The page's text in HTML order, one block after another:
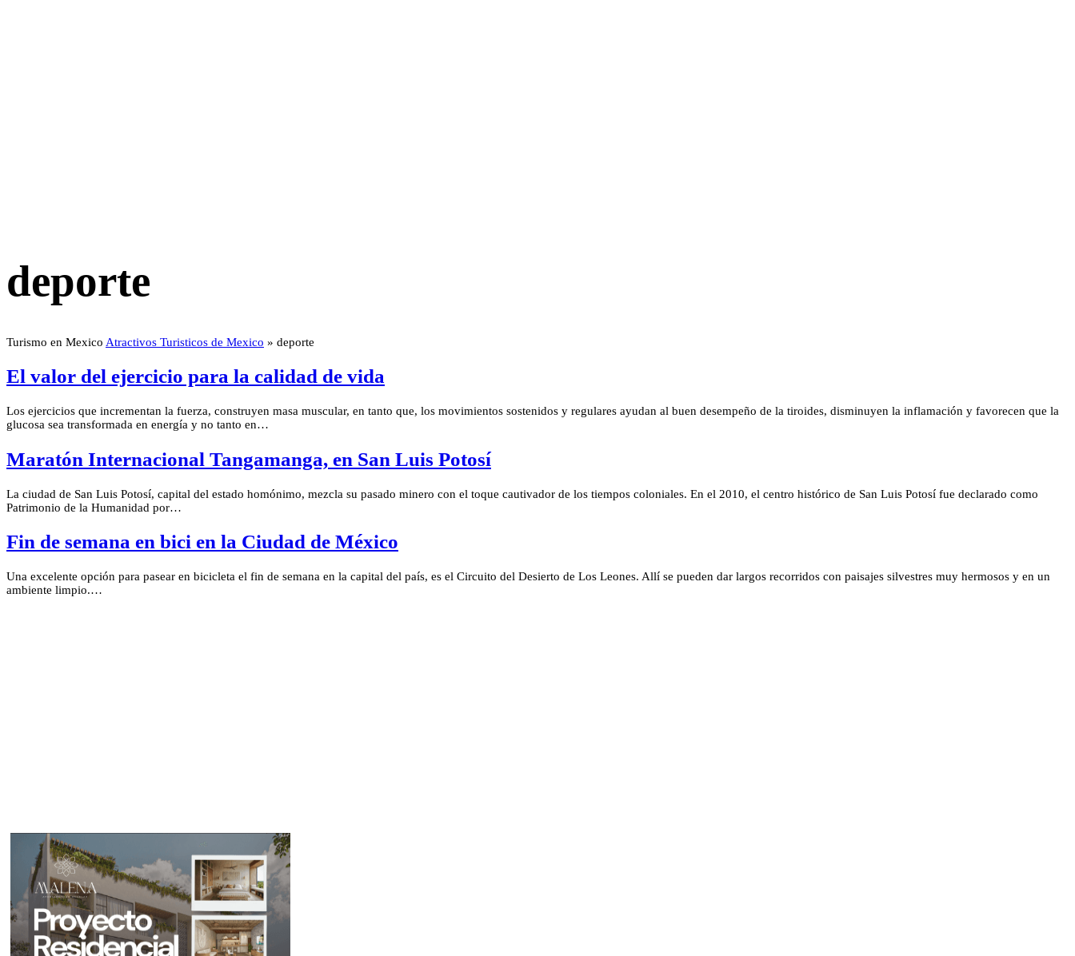
deporte
Turismo en Mexico Atractivos Turisticos de Mexico » deporte
El valor del ejercicio para la calidad de vida
Los ejercicios que incrementan la fuerza, construyen masa muscular, en tanto que, los movimientos sostenidos y regulares ayudan al buen desempeño de la tiroides, disminuyen la inflamación y favorecen que la
glucosa sea transformada en energía y no tanto en…
Maratón Internacional Tangamanga, en San Luis Potosí
La ciudad de San Luis Potosí, capital del estado homónimo, mezcla su pasado minero con el toque cautivador de los tiempos coloniales. En el 2010, el centro histórico de San Luis Potosí fue declarado como
Patrimonio de la Humanidad por…
Fin de semana en bici en la Ciudad de México
Una excelente opción para pasear en bicicleta el fin de semana en la capital del país, es el Circuito del Desierto de Los Leones. Allí se pueden dar largos recorridos con paisajes silvestres muy hermosos y en un
ambiente limpio.…